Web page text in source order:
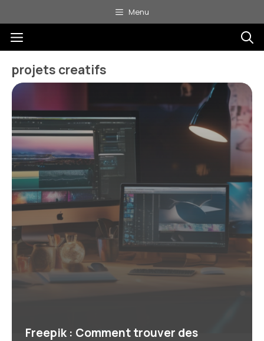
au
contenu
Menu
Menu
projets creatifs
Freepik : Comment trouver des